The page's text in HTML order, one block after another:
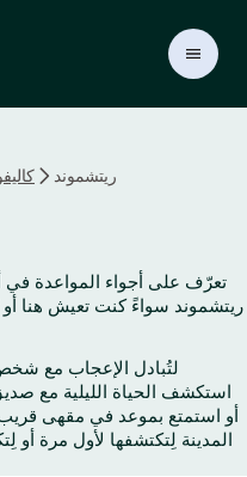
ريتشموند
تعرّف على أجواء المواعدة
ريتشموند سواءً كنت تعيش هنا
استكشف الحياة الليلية مع
أو استمتع بموعد في مقهى
المدينة لِتكتشفها لأول مرة